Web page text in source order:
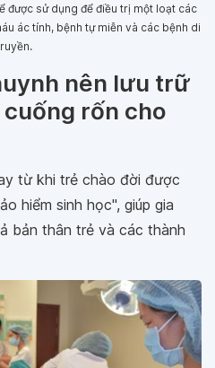
được sử dụng để điều trị một loạt các
ác tính, bệnh tự miễn và các bệnh di
nên lưu trữ
rốn cho
từ khi trẻ chào đời được
hiểm sinh học", giúp gia
bản thân trẻ và các thành